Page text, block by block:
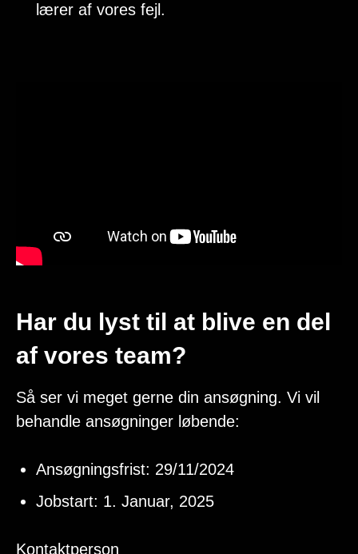
lærer af vores fejl.
Har du lyst til at blive en del
af vores team?
Så ser vi meget gerne din ansøgning. Vi vil
behandle ansøgninger løbende:
Ansøgningsfrist: 29/11/2024
Jobstart: 1. Januar, 2025
Kontaktperson